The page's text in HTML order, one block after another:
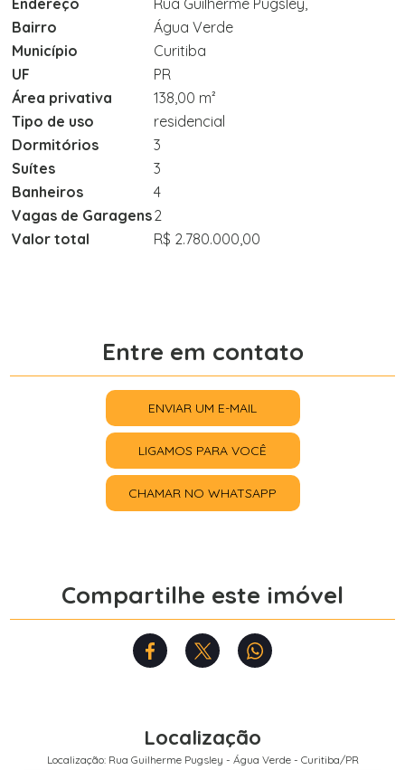
Endereço
Rua Guilherme Pugsley,
Bairro
Água Verde
Município
Curitiba
UF
PR
Área privativa
138,00 m²
Tipo de uso
residencial
Dormitórios
3
Suítes
3
Banheiros
4
Vagas de Garagens2
Valor total
R$ 2.780.000,00
Entre em contato
ENVIAR UM E-MAIL
LIGAMOS PARA VOCÊ
CHAMAR NO WHATSAPP
Compartilhe este imóvel
Localização
Localização: Rua Guilherme Pugsley - Água Verde - Curitiba/PR